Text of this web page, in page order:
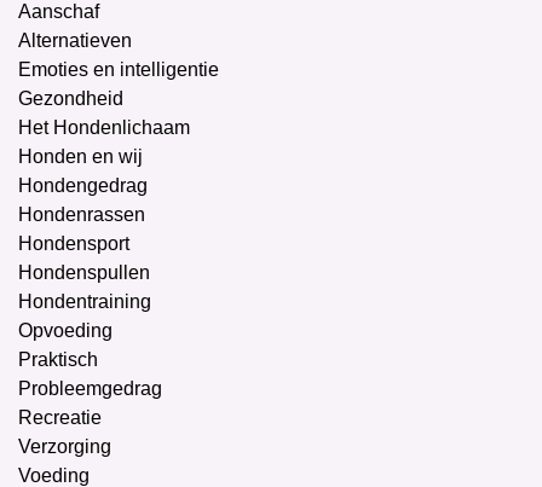
Aanschaf
Alternatieven
Emoties en intelligentie
Gezondheid
Het Hondenlichaam
Honden en wij
Hondengedrag
Hondenrassen
Hondensport
Hondenspullen
Hondentraining
Opvoeding
Praktisch
Probleemgedrag
Recreatie
Verzorging
Voeding